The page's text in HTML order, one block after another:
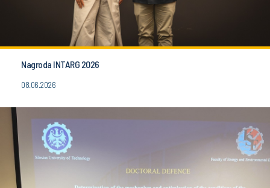
Nagroda INTARG 2026
08.06.2026